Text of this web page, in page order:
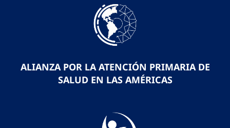
ALIANZA POR LA ATENCIÓN PRIMARIA DE
SALUD EN LAS AMÉRICAS